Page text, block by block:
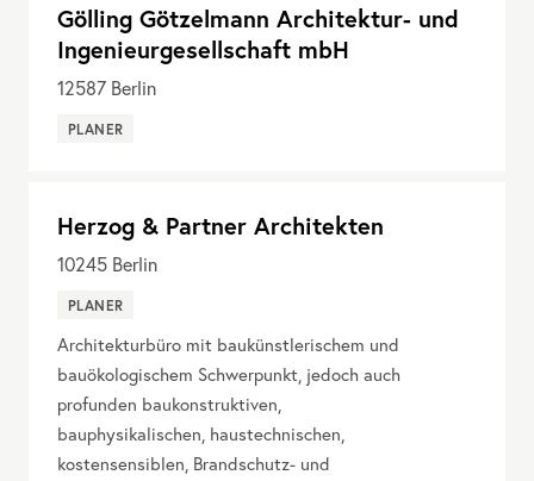
Gölling Götzelmann Architektur- und
Ingenieurgesellschaft mbH
12587 Berlin
PLANER
Herzog & Partner Architekten
10245 Berlin
PLANER
Architekturbüro mit baukünstlerischem und
bauökologischem Schwerpunkt, jedoch auch
profunden baukonstruktiven,
bauphysikalischen, haustechnischen,
kostensensiblen, Brandschutz- und